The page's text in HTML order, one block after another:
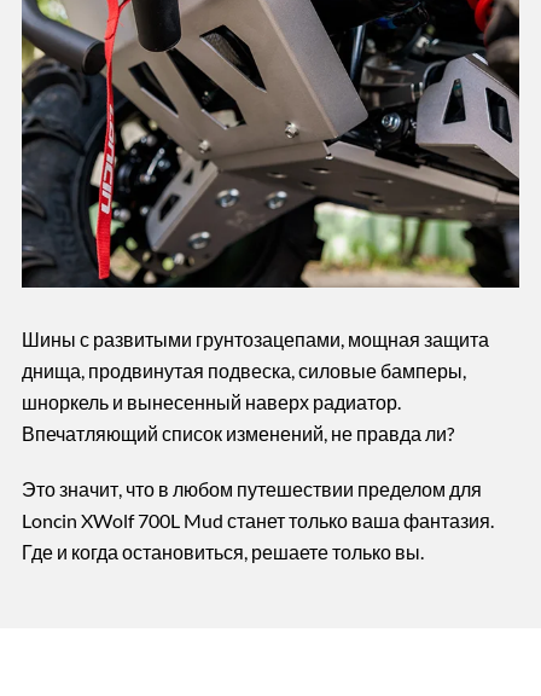
Шины с развитыми грунтозацепами, мощная защита
днища, продвинутая подвеска, силовые бамперы,
шноркель и вынесенный наверх радиатор.
Впечатляющий список изменений, не правда ли?
Это значит, что в любом путешествии пределом для
Loncin XWolf 700L Mud станет только ваша фантазия.
Где и когда остановиться, решаете только вы.